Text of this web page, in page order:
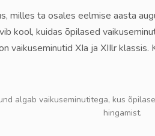
milles ta osales eelmise aasta
kool, kuidas õpilased
vaikuseminutid XIa ja XIIlr
algab vaikuseminutitega, kus
hingamist.